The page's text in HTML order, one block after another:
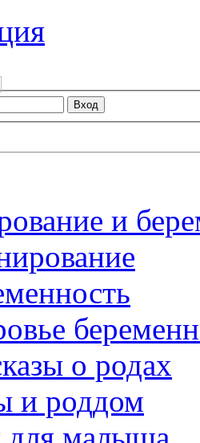
и
о родах
и роддом